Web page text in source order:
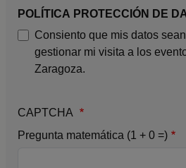
POLÍTICA PROTECCIÓN DE
Consiento que mis datos
gestionar mi visita a los
Zaragoza.
CAPTCHA
Pregunta matemática (1 + 0 =)